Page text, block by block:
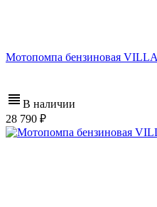
Мотопомпа бензиновая
В наличии
28 790